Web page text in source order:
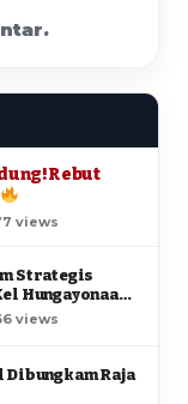
Rebut
views
Strategis
Hungayonaa
di Gorontalo
views
Raja